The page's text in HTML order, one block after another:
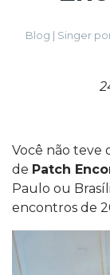
Blog Singer
Você não teve
de Patch
Paulo ou
encontros de